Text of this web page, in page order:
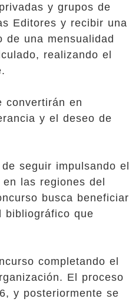
y grupos de
Editores y recibir una
de una mensualidad
realizando el
convertirán en
y el deseo de
seguir impulsando el
las regiones del
busca beneficiar
bibliográfico que
completando el
El proceso
y posteriormente se